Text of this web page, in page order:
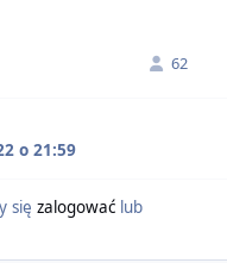
62
o 21:59
się zalogowaćlub